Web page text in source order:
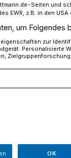
eine
zur
Seiten und
EWR, z.B. in den USA
um Folgendes
zur
Personalisierte
OK